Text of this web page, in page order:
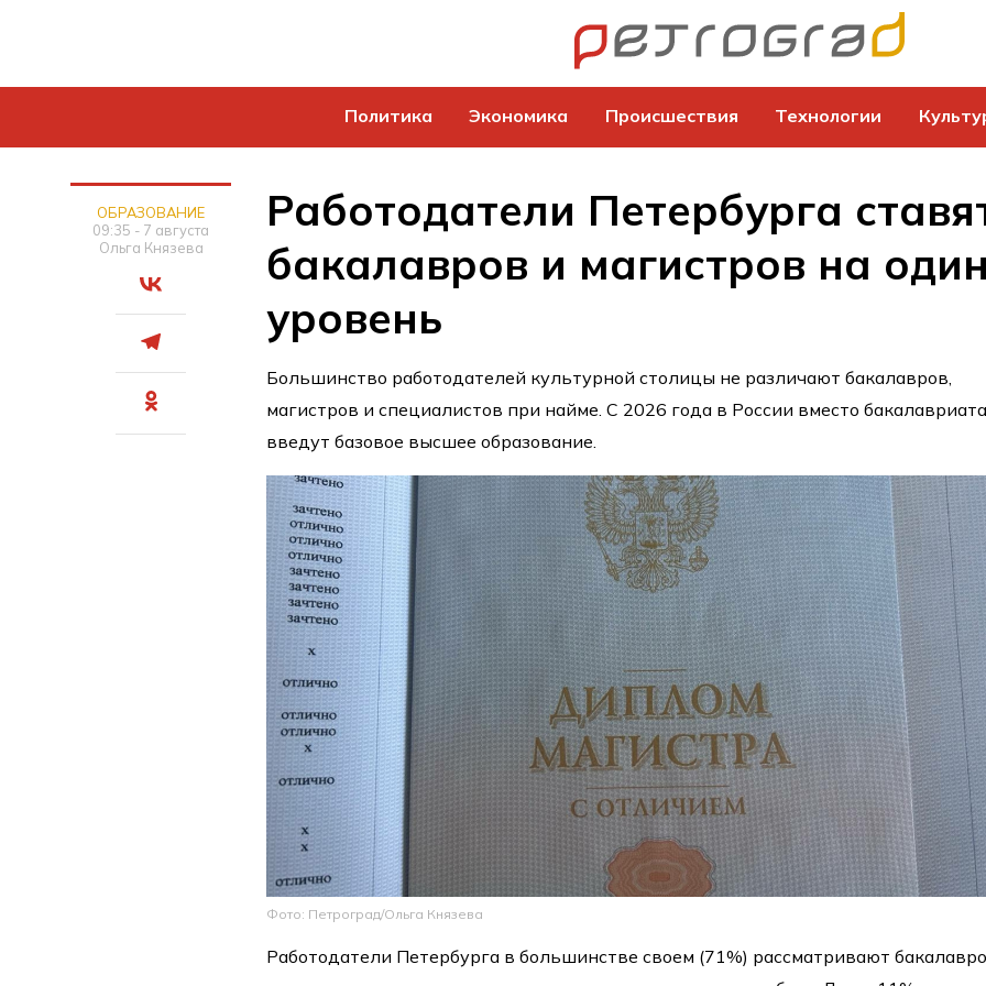
Политика Экономика Происшествия Технологии
ОБРАЗОВАНИЕ
09:35 - 7 августа
Ольга Князева
Работодатели Петербурга
бакалавров и магистров на
уровень
Большинство работодателей культурной столицы не различают бакалавров,
магистров и специалистов при найме. С 2026 года в России вместо
введут базовое высшее образование.
Фото: Петроград/Ольга Князева
Работодатели Петербурга в большинстве своем (71%) рассматривают